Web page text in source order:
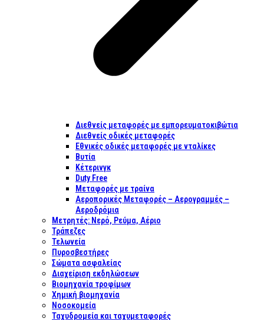
Διεθνείς μεταφορές με εμπορευματοκιβώτια
Διεθνείς οδικές μεταφορές
Εθνικές οδικές μεταφορές με νταλίκες
Βυτία
Κέτερινγκ
Duty Free
Μεταφορές με τραίνα
Αεροπορικές Μεταφορές – Αερογραμμές –
Αεροδρόμια
Μετρητές: Νερό, Ρεύμα, Αέριο
Τράπεζες
Τελωνεία
Πυροσβεστήρες
Σώματα ασφαλείας
Διαχείριση εκδηλώσεων
Βιομηχανία τροφίμων
Χημική βιομηχανία
Νοσοκομεία
Ταχυδρομεία και ταχυμεταφορές